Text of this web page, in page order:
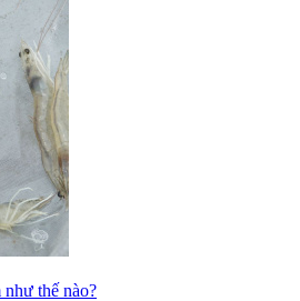
thế nào?